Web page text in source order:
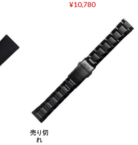
¥10,780
売り切
れ